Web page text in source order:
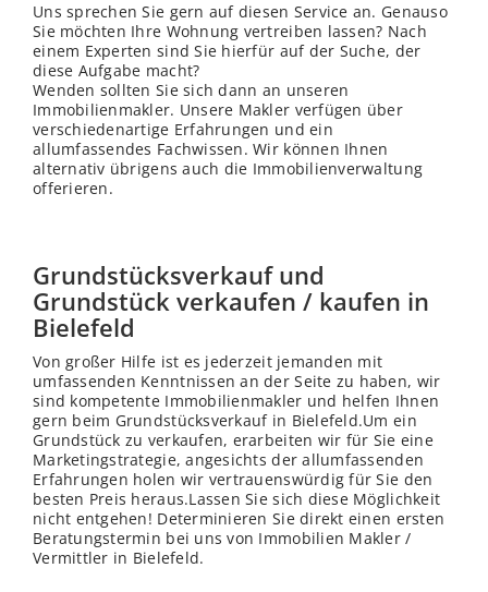
Uns sprechen Sie gern auf diesen Service an. Genauso
Sie möchten Ihre Wohnung vertreiben lassen? Nach
einem Experten sind Sie hierfür auf der Suche, der
diese Aufgabe macht?
Wenden sollten Sie sich dann an unseren
Immobilienmakler. Unsere Makler verfügen über
verschiedenartige Erfahrungen und ein
allumfassendes Fachwissen. Wir können Ihnen
alternativ übrigens auch die Immobilienverwaltung
offerieren.
Grundstücksverkauf und
Grundstück verkaufen / kaufen in
Bielefeld
Von großer Hilfe ist es jederzeit jemanden mit
umfassenden Kenntnissen an der Seite zu haben, wir
sind kompetente Immobilienmakler und helfen Ihnen
gern beim Grundstücksverkauf in Bielefeld.Um ein
Grundstück zu verkaufen, erarbeiten wir für Sie eine
Marketingstrategie, angesichts der allumfassenden
Erfahrungen holen wir vertrauenswürdig für Sie den
besten Preis heraus.Lassen Sie sich diese Möglichkeit
nicht entgehen! Determinieren Sie direkt einen ersten
Beratungstermin bei uns von Immobilien Makler /
Vermittler in Bielefeld.